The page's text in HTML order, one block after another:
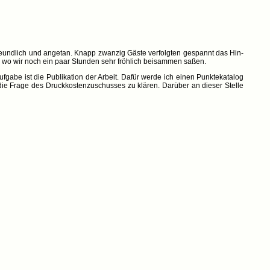
und angetan. Knapp zwanzig Gäste verfolgten gespannt das Hin-
wir noch ein paar Stunden sehr fröhlich beisammen saßen.
ist die Publikation der Arbeit. Dafür werde ich einen Punktekatalog
Frage des Druckkostenzuschusses zu klären. Darüber an dieser Stelle